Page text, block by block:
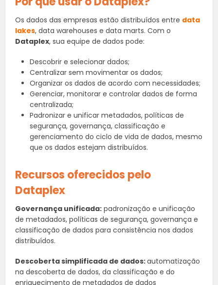
Os dados das empresas estão distribuídos entre data
lakes, data warehouses e data marts. Com o
Dataplex, sua equipe de dados pode:
Descobrir e selecionar dados;
Centralizar sem movimentar os dados;
Organizar os dados de acordo com necessidades;
Gerenciar, monitorar e controlar dados de forma
centralizada;
Padronizar e unificar metadados, políticas de
segurança, governança, classificação e
gerenciamento do ciclo de vida de dados, mesmo
que os dados estejam distribuídos.
Recursos oferecidos pelo
Dataplex
Governança unificada: padronização e unificação
de metadados, políticas de segurança, governança e
classificação de dados para consistência nos dados
distribuídos.
Descoberta simplificada de dados:automatização
na descoberta de dados, da classificação e do
enriquecimento de metadados de dados